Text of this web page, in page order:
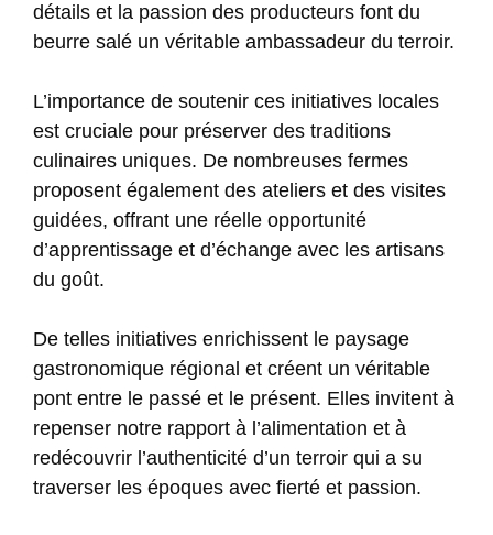
détails et la passion des producteurs font du
beurre salé un véritable ambassadeur du terroir.
L’importance de soutenir ces initiatives locales
est cruciale pour préserver des traditions
culinaires uniques. De nombreuses fermes
proposent également des ateliers et des visites
guidées, offrant une réelle opportunité
d’apprentissage et d’échange avec les artisans
du goût.
De telles initiatives enrichissent le paysage
gastronomique régional et créent un véritable
pont entre le passé et le présent. Elles invitent à
repenser notre rapport à l’alimentation et à
redécouvrir l’authenticité d’un terroir qui a su
traverser les époques avec fierté et passion.